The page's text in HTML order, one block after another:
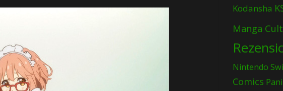
Kodansha
Manga Cult
Nintendo
Comics